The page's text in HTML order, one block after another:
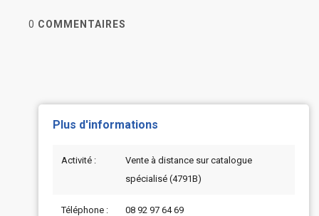
0 COMMENTAIRES
Plus d'informations
Activité :
Vente à distance sur catalogue
spécialisé (4791B)
Téléphone : 08 92 97 64 69